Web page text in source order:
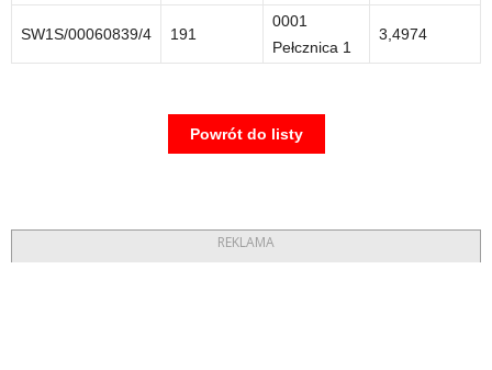
SW1S/00060839/4 191
0001
Pełcznica 1
3,4974
Powrót do listy
REKLAMA